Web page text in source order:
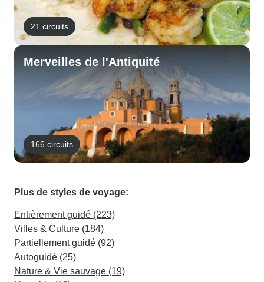
21 circuits
Merveilles de l'Antiquité
166 circuits
Plus de styles de voyage:
Entièrement guidé (223)
Villes & Culture (184)
Partiellement guidé (92)
Autoguidé (25)
Nature & Vie sauvage (19)